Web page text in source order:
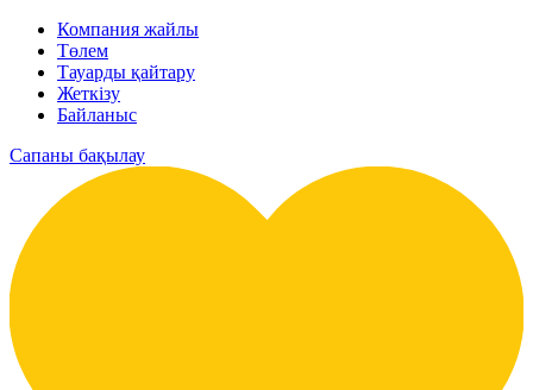
Компания жайлы
Төлем
Тауарды қайтару
Жеткізу
Байланыс
Сапаны бақылау